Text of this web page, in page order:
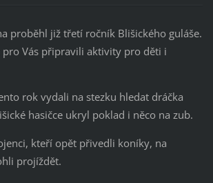
proběhl již třetí ročník Blišického guláše.
pro Vás připravili aktivity pro děti i
rok vydali na stezku hledat dráčka
hasičce ukryl poklad i něco na zub.
kteří opět přivedli koníky, na
projíždět.